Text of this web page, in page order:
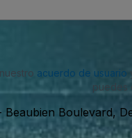
acuerdo de usuario
Beaubien Boulevard,